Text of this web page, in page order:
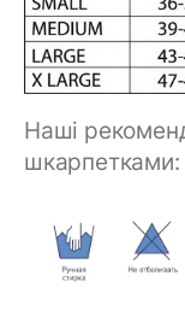
Наші
шкарпетками: